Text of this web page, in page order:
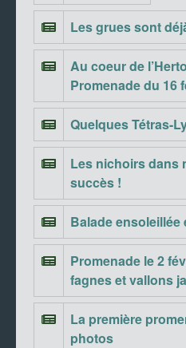
Les grues sont
Au coeur de
Promenade du 16
Quelques Tétras-
Les nichoirs dans
succès !
Balade ensoleillée
Promenade le 2
fagnes et vallons
La première
photos